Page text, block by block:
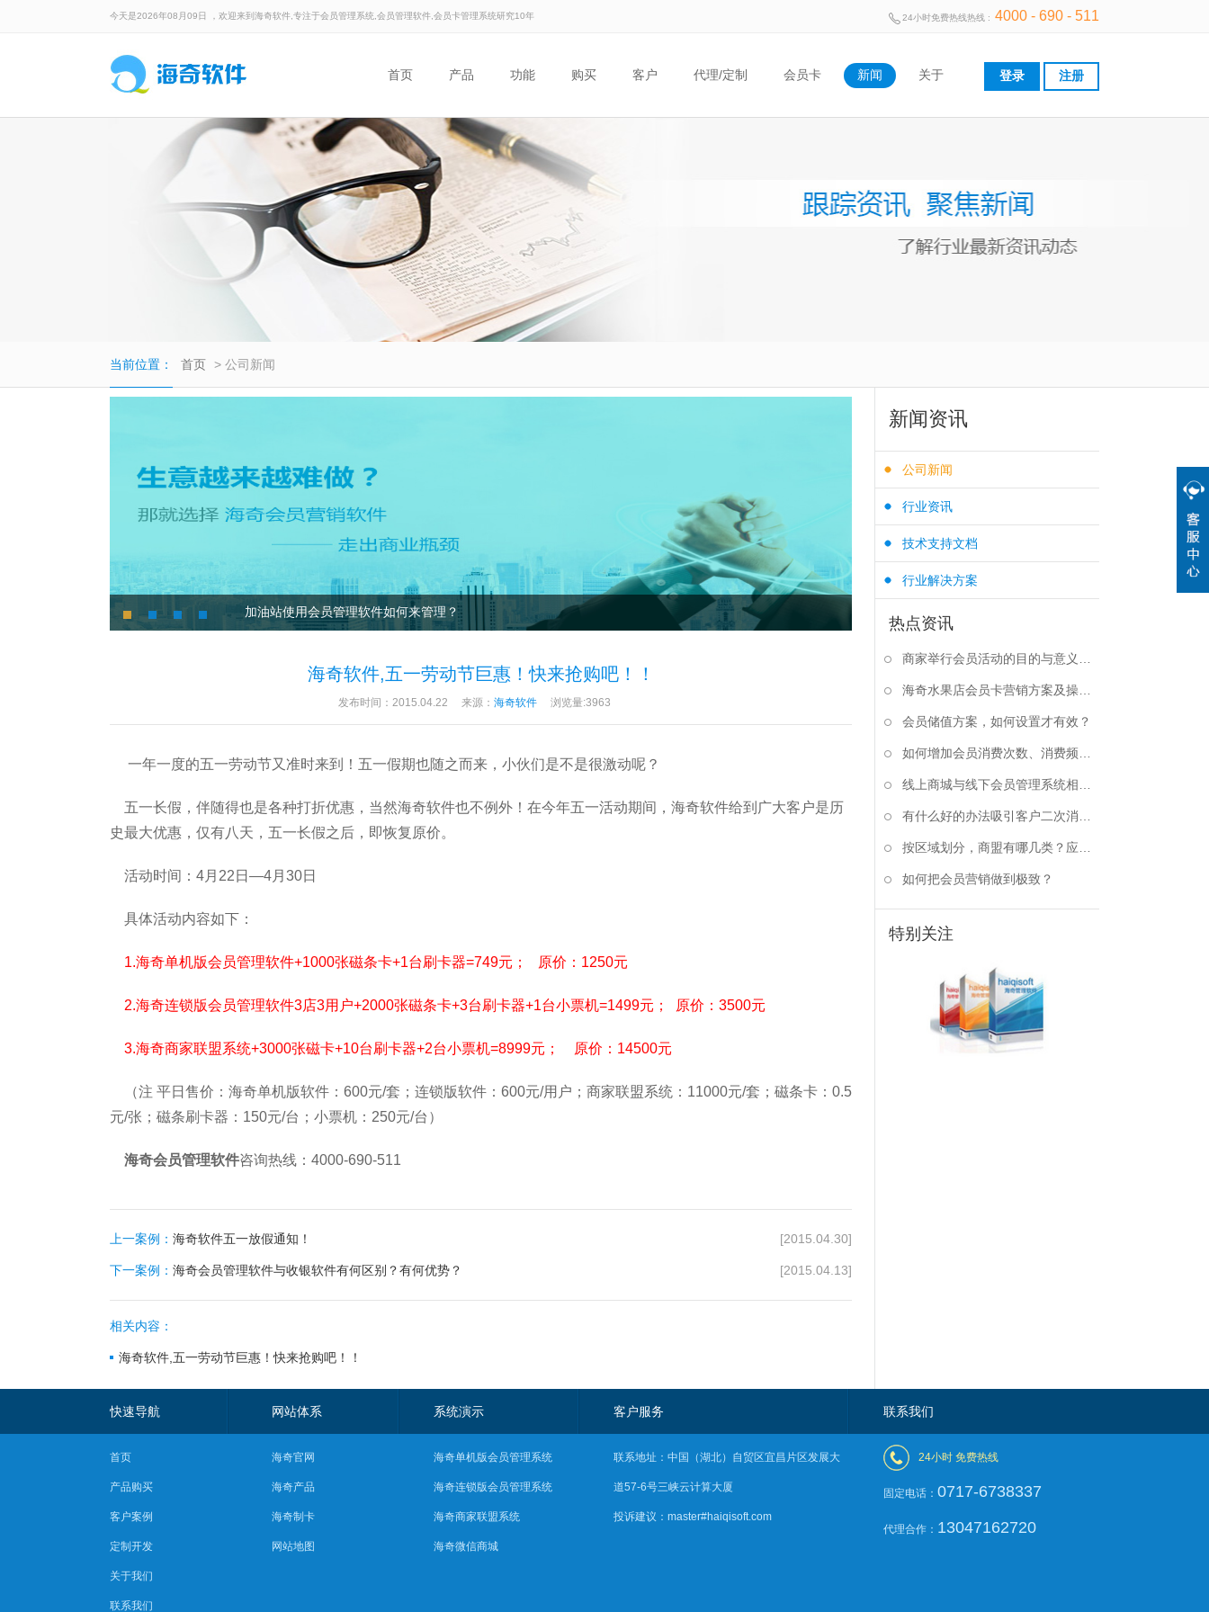
今天是2026年08月09日 ，欢迎来到海奇软件,专注于会员管理系统,会员管理软件,会员卡管理系统研究10年 24小时免费热线热线 : 4000 - 690 - 511
登录 注册
首页 产品 功能 购买 客户 代理/定制 会员卡 新闻 关于
当前位置： 首页 > 公司新闻
加油站使用会员管理软件如何来管理？
1
2
海奇软件,五一劳动节巨惠！快来抢购吧！！
发布时间：2015.04.22 来源： 海奇软件 浏览量:3963
一年一度的五一劳动节又准时来到！五一假期也随之而来，小伙们是不是很激动呢？
五一长假，伴随得也是各种打折优惠，当然海奇软件也不例外！在今年五一活动期间，海奇软件给到广大客户是历
史最大优惠，仅有八天，五一长假之后，即恢复原价。
活动时间：4月22日—4月30日
具体活动内容如下：
1.海奇单机版会员管理软件+1000张磁条卡+1台刷卡器=749元； 原价：1250元
2.海奇连锁版会员管理软件3店3用户+2000张磁条卡+3台刷卡器+1台小票机=1499元； 原价：3500元
3.海奇商家联盟系统+3000张磁卡+10台刷卡器+2台小票机=8999元； 原价：14500元
（注 平日售价：海奇单机版软件：600元/套；连锁版软件：600元/用户；商家联盟系统：11000元/套；磁条卡：0.5
元/张；磁条刷卡器：150元/台；小票机：250元/台）
海奇会员管理软件咨询热线：4000-690-511
上一案例： 海奇软件五一放假通知！ [2015.04.30]
下一案例： 海奇会员管理软件与收银软件有何区别？有何优势？ [2015.04.13]
相关内容：
海奇软件,五一劳动节巨惠！快来抢购吧！！
新闻资讯
公司新闻
行业资讯
技术支持文档
行业解决方案
热点资讯
会员储值方案，如何设置才有效？
如何把会员营销做到极致？
特别关注
快速导航 网站体系 系统演示 客户服务 联系我们
首页
产品购买
客户案例
定制开发
关于我们
联系我们
海奇官网
海奇产品
海奇制卡
网站地图
海奇单机版会员管理系统
海奇连锁版会员管理系统
海奇商家联盟系统
海奇微信商城
联系地址：中国（湖北）自贸区宜昌片区发展大
道57-6号三峡云计算大厦
投诉建议：master#haiqisoft.com
24小时 免费热线
固定电话： 0717-6738337
代理合作： 13047162720